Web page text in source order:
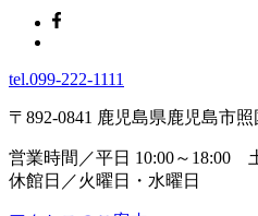
tel.099-222-1111
〒892-0841 鹿児島県鹿児島市照
営業時間／平日 10:00～18:00
休館日／火曜日・水曜日